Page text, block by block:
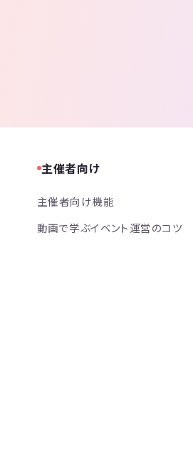
主催者向け
主催者向け機能
動画で学ぶイベント運営のコツ